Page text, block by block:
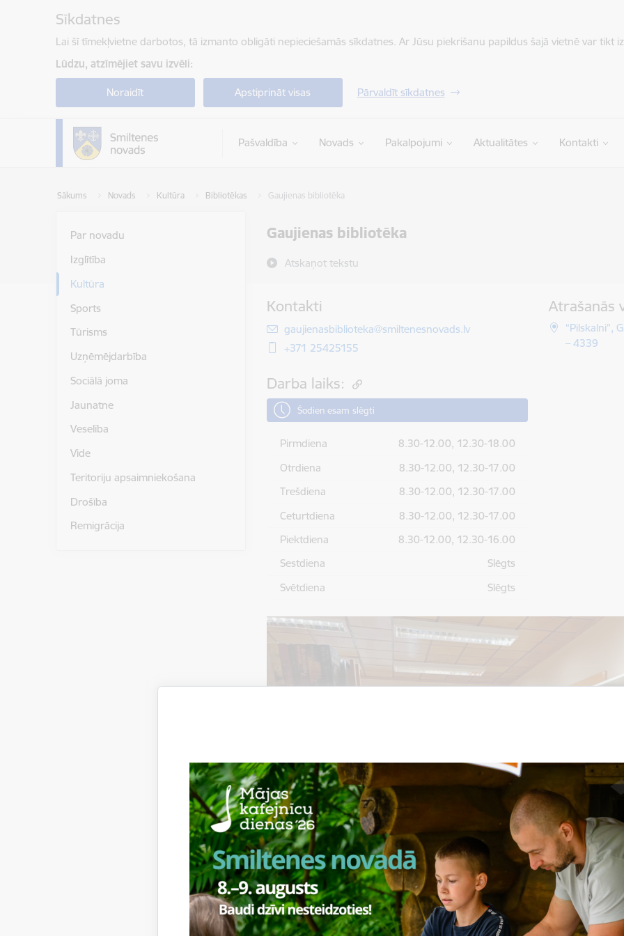
Sīkdatnes
Lai šī tīmekļvietne darbotos, tā izmanto obligāti nepieciešamās sīkdatnes. Ar Jūsu piekrišanu papildus šajā vietnē var tikt
Lūdzu, atzīmējiet savu izvēli:
Noraidīt Apstiprināt visas Pārvaldīt sīkdatnes
Pašvaldība Novads Pakalpojumi Aktualitātes Kontakti
Sākums Novads Kultūra Bibliotēkas Gaujienas bibliotēka
Gaujienas bibliotēka
Atskaņot tekstu
Par novadu
Izglītība
Kultūra
Sports
Tūrisms
Uzņēmējdarbība
Sociālā joma
Jaunatne
Veselība
Vide
Teritoriju apsaimniekošana
Drošība
Remigrācija
Kontakti
E-pasts:
gaujienasbiblioteka@smiltenesnovads.lv
+371 25425155
Atrašanās
“Pilskalni”,
– 4339
Darba laiks:
Šodien esam slēgti
Pirmdiena
8.30-12.00, 12.30-18.00
Otrdiena
8.30-12.00, 12.30-17.00
Trešdiena
8.30-12.00, 12.30-17.00
Ceturtdiena
8.30-12.00, 12.30-17.00
Piektdiena
8.30-12.00, 12.30-16.00
Sestdiena
Slēgts
Svētdiena
Slēgts